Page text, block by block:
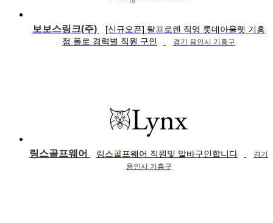
보보스링크(주)
[신규오픈] 랄프로렌 직영 롯데아울렛 기흥
점 폴로 경력별 직원 구인
경기 용인시 기흥구
링스골프웨어 링스골프웨어 직원및 알바구인합니다
경기
용인시 기흥구